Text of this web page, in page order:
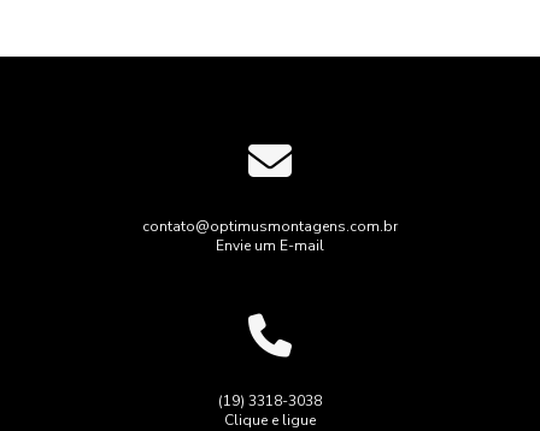
contato@optimusmontagens.com.br
Envie um E-mail
(19) 3318-3038
Clique e ligue